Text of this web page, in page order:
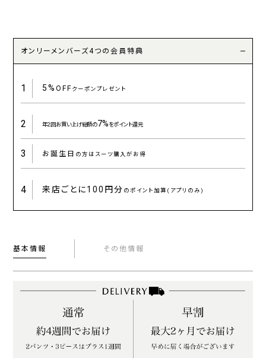
オンリーメンバーズ4つの会員特典
1 5%OFFクーポンプレゼント
2 年2回お買い上げ総額の7%をポイント還元
3 お誕生日 の方はスーツ購入がお得
4 来店ごとに100円分 のポイント加算(アプリのみ)
基本情報 その他情報